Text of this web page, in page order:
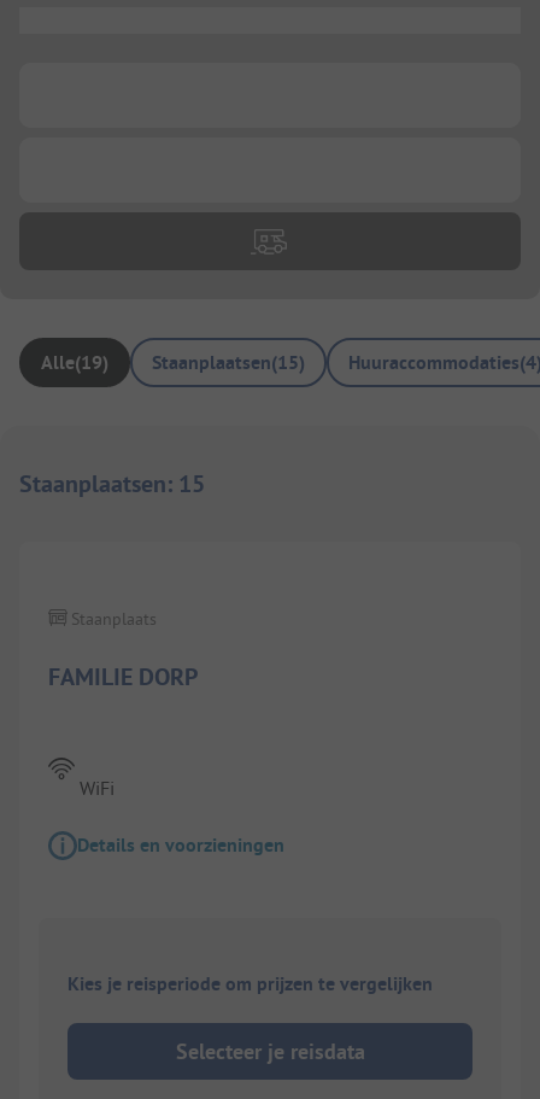
Alle(19) Staanplaatsen(15) Huuraccommodaties(4
Staanplaatsen: 15
FAMILIE DORP
Staanplaats
WiFi
Details en voorzieningen
Kies je reisperiode om prijzen te vergelijken
Selecteer je reisdata